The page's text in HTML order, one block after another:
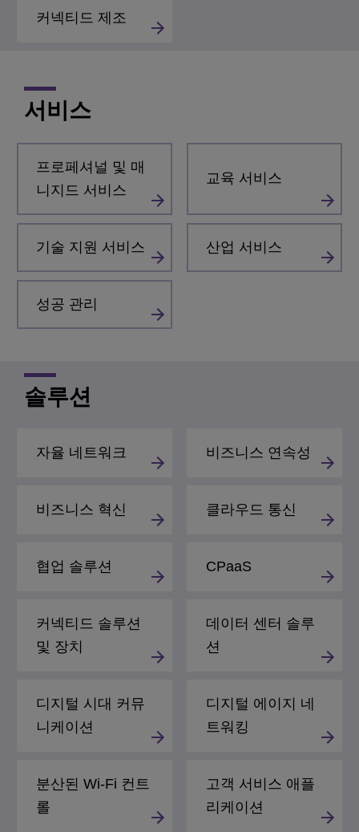
커넥티드 제조
서비스
프로페셔널 및 매
니지드 서비스
교육 서비스
기술 지원 서비스 산업 서비스
성공 관리
솔루션
자율 네트워크 비즈니스 연속성
비즈니스 혁신 클라우드 통신
협업 솔루션 CPaaS
커넥티드 솔루션
및 장치
데이터 센터 솔루
션
디지털 시대 커뮤
니케이션
디지털 에이지 네
트워킹
분산된 Wi-Fi 컨트
롤
고객 서비스 애플
리케이션